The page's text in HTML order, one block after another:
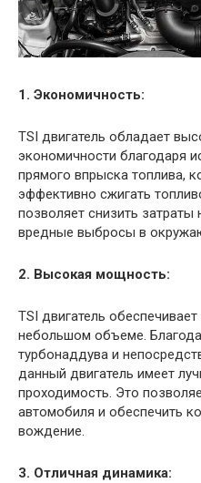
1. Экономичность:
TSI двигатель обладает
экономичности благодаря
прямого впрыска топлива,
эффективно сжигать
позволяет снизить затраты
вредные выбросы в
2. Высокая мощность:
TSI двигатель
небольшом объеме.
турбонаддува и
данный двигатель имеет
проходимость. Это
автомобиля и обеспечить
вождение.
3. Отличная динамика: